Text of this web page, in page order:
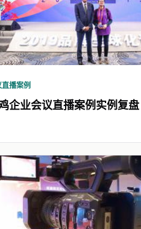
播案例
企业会议直播案例实例复盘